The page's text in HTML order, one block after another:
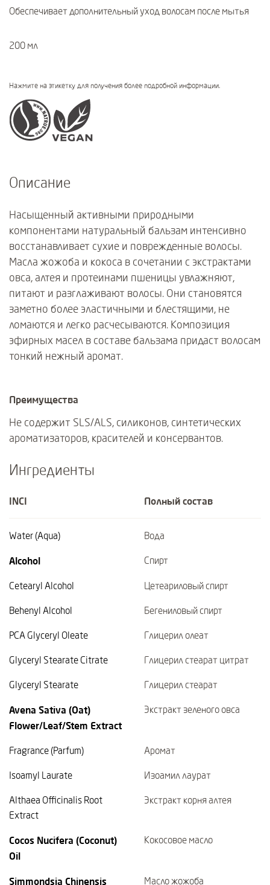
Обеспечивает дополнительный уход волосам после мытья
200 мл
Certifications
Нажмите на этикетку для получения более подробной информации.
Описание
Насыщенный активными природными
компонентами натуральный бальзам интенсивно
восстанавливает сухие и поврежденные волосы.
Масла жожоба и кокоса в сочетании с экстрактами
овса, алтея и протеинами пшеницы увлажняют,
питают и разглаживают волосы. Они становятся
заметно более эластичными и блестящими, не
ломаются и легко расчесываются. Композиция
эфирных масел в составе бальзама придаст волосам
тонкий нежный аромат.
Преимущества
Не содержит SLS/ALS, силиконов, синтетических
ароматизаторов, красителей и консервантов.
Ингредиенты
INCI Полный состав
Water (Aqua) Вода
Alcohol Спирт
Cetearyl Alcohol Цетеариловый спирт
Behenyl Alcohol Бегениловый спирт
PCA Glyceryl Oleate Глицерил олеат
Glyceryl Stearate Citrate Глицерил стеарат цитрат
Glyceryl Stearate Глицерил стеарат
Avena Sativa (Oat)
Flower/Leaf/Stem Extract
Экстракт зеленого овса
Fragrance (Parfum) Аромат
Isoamyl Laurate Изоамил лаурат
Althaea Officinalis Root
Extract
Экстракт корня алтея
Cocos Nucifera (Coconut)
Oil
Кокосовое масло
Simmondsia Chinensis Масло жожоба